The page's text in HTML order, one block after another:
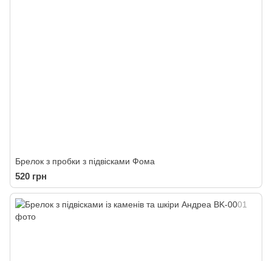
Брелок з пробки з підвісками Фома
520 грн